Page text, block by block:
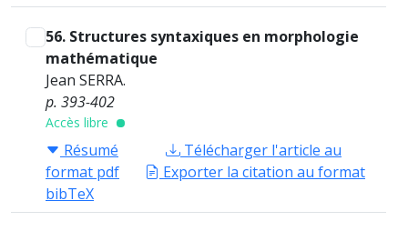
56. Structures syntaxiques en morphologie
mathématique
Jean SERRA.
p. 393-402
Accès libre
Résumé
Télécharger l'article au
format pdf
Exporter la citation au format
bibTeX